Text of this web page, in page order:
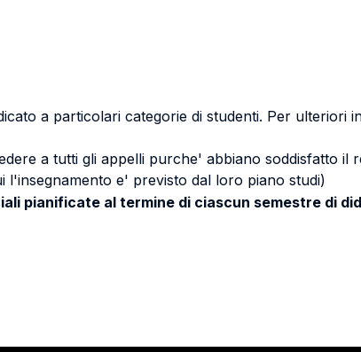
a particolari categorie di studenti. Per ulteriori
a tutti gli appelli purche' abbiano soddisfatto
l'insegnamento e' previsto dal loro piano studi)
pianificate al termine di ciascun semestre di